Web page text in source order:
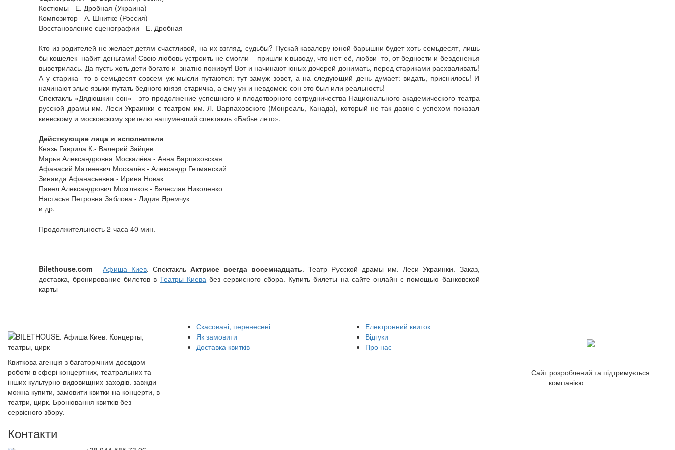
Костюмы - Е. Дробная (Украина)
Композитор - А. Шнитке (Россия)
Восстановление сценографии - Е. Дробная
Кто из родителей не желает детям счастливой, на их взгляд, судьбы? Пускай кавалеру юной барышни будет хоть семьдесят, лишь
бы кошелек набит деньгами! Свою любовь устроить не смогли – пришли к выводу, что нет её, любви- то, от бедности и безденежья
выветрилась. Да пусть хоть дети богато и знатно поживут! Вот и начинают юных дочерей донимать, перед стариками расхваливать!
А у старика- то в семьдесят совсем уж мысли путаются: тут замуж зовет, а на следующий день думает: видать, приснилось! И
начинают злые языки путать бедного князя-старичка, а ему уж и невдомек: сон это был или реальность!
Спектакль «Дядюшкин сон» - это продолжение успешного и плодотворного сотрудничества Национального академического театра
русской драмы им. Леси Украинки с театром им. Л. Варпаховского (Монреаль, Канада), который не так давно с успехом показал
киевскому и московскому зрителю нашумевший спектакль «Бабье лето».
Действующие лица и исполнители
Князь Гаврила К.- Валерий Зайцев
Марья Александровна Москалёва - Анна Варпаховская
Афанасий Матвеевич Москалёв - Александр Гетманский
Зинаида Афанасьевна - Ирина Новак
Павел Александрович Мозгляков - Вячеслав Николенко
Настасья Петровна Зяблова - Лидия Яремчук
и др.
Продолжительность 2 часа 40 мин.
Bilethouse.com -Афиша Киев. СпектакльАктрисе всегда восемнадцать. Театр Русской драмы им. Леси Украинки. Заказ,
доставка, бронирование билетов вТеатры Киева без сервисного сбора. Купить билеты на сайте онлайн с помощью банковской
карты
Квиткова агенція з багаторічним досвідом
роботи в сфері концертних, театральних та
інших культурно-видовищних заходів. завжди
можна купити, замовити квитки на концерти, в
театри, цирк. Бронювання квитків без
сервісного збору.
Контакти
Скасовані, перенесені
Як замовити
Доставка квитків
Електронний квиток
Відгуки
Про нас
Сайт розроблений та підтримується
компанією